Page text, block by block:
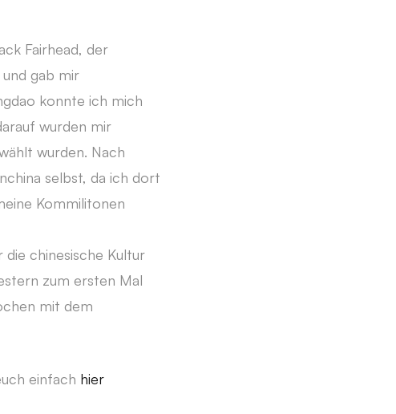
Fairhead, der
gab mir
konnte ich mich
wurden mir
wurden. Nach
selbst, da ich dort
Kommilitonen
chinesische Kultur
zum ersten Mal
mit dem
einfach hier